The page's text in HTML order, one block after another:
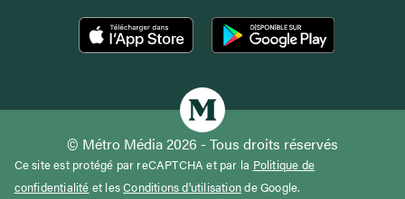
© Métro Média 2026 - Tous droits réservés
Ce site est protégé par reCAPTCHA et par la Politique de
confidentialité et lesConditions d'utilisationde Google.